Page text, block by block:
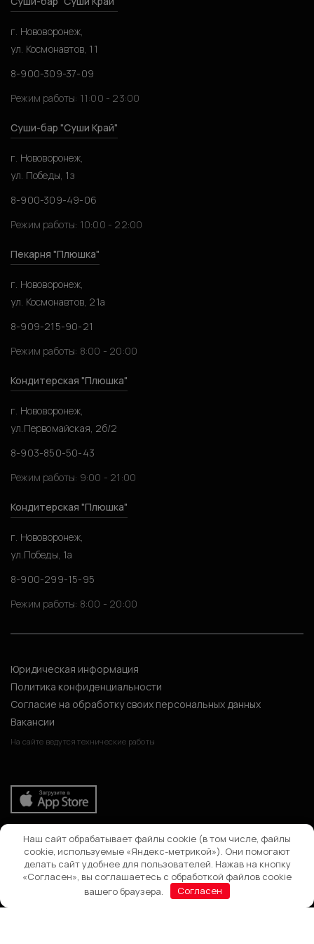
г. Нововоронеж,
ул. Космонавтов, 11
8-900-309-37-09
Режим работы: 11:00 - 23:00
Суши-бар "Суши Край"
г. Нововоронеж,
ул. Победы, 1з
8-900-309-49-06
Режим работы: 10:00 - 22:00
Пекарня "Плюшка"
г. Нововоронеж,
ул. Космонавтов, 21а
8-909-215-90-21
Режим работы: 8:00 - 20:00
Кондитерская "Плюшка"
г. Нововоронеж,
ул.Первомайская, 2б/2
8-903-850-50-43
Режим работы: 9:00 - 21:00
Кондитерская "Плюшка"
г. Нововоронеж,
ул.Победы, 1а
8-900-299-15-95
Режим работы: 8:00 - 20:00
Юридическая информация
Политика конфиденциальности
Согласие на обработку своих персональных данных
Вакансии
На сайте ведутся технические работы
Поиск
Наш сайт обрабатывает файлы cookie (в том числе, файлы
cookie, используемые «Яндекс-метрикой»). Они помогают
делать сайт удобнее для пользователей. Нажав на кнопку
«Согласен», вы соглашаетесь с обработкой файлов cookie
вашего браузера.
Согласен